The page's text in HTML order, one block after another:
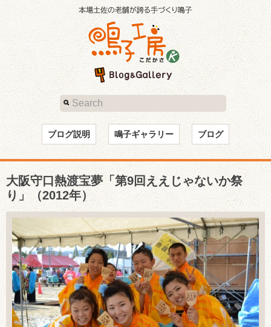
ブログ説明 鳴子ギャラリー ブログ
大阪守口熱渡宝夢「第9回ええじゃないか祭
り」（2012年）